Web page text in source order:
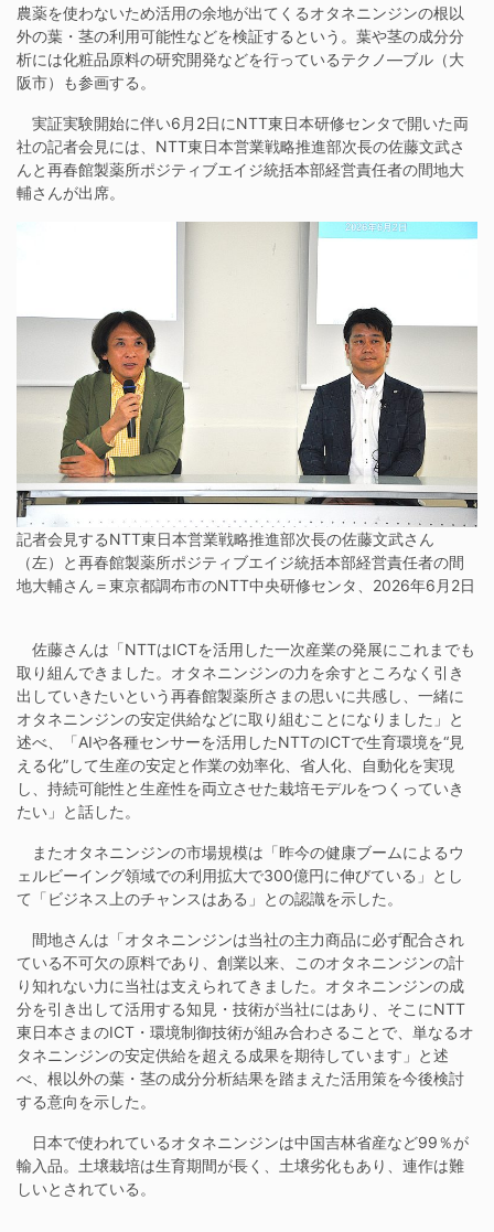
農薬を使わないため活用の余地が出てくるオタネニンジンの根以
外の葉・茎の利用可能性などを検証するという。葉や茎の成分分
析には化粧品原料の研究開発などを行っているテクノ―ブル（大
阪市）も参画する。
実証実験開始に伴い6月2日にNTT東日本研修センタで開いた両
社の記者会見には、NTT東日本営業戦略推進部次長の佐藤文武さ
んと再春館製薬所ポジティブエイジ統括本部経営責任者の間地大
輔さんが出席。
記者会見するNTT東日本営業戦略推進部次長の佐藤文武さん
（左）と再春館製薬所ポジティブエイジ統括本部経営責任者の間
地大輔さん＝東京都調布市のNTT中央研修センタ、2026年6月2日
佐藤さんは「NTTはICTを活用した一次産業の発展にこれまでも
取り組んできました。オタネニンジンの力を余すところなく引き
出していきたいという再春館製薬所さまの思いに共感し、一緒に
オタネニンジンの安定供給などに取り組むことになりました」と
述べ、「AIや各種センサーを活用したNTTのICTで生育環境を“見
える化”して生産の安定と作業の効率化、省人化、自動化を実現
し、持続可能性と生産性を両立させた栽培モデルをつくっていき
たい」と話した。
またオタネニンジンの市場規模は「昨今の健康ブームによるウ
ェルビーイング領域での利用拡大で300億円に伸びている」とし
て「ビジネス上のチャンスはある」との認識を示した。
間地さんは「オタネニンジンは当社の主力商品に必ず配合され
ている不可欠の原料であり、創業以来、このオタネニンジンの計
り知れない力に当社は支えられてきました。オタネニンジンの成
分を引き出して活用する知見・技術が当社にはあり、そこにNTT
東日本さまのICT・環境制御技術が組み合わさることで、単なるオ
タネニンジンの安定供給を超える成果を期待しています」と述
べ、根以外の葉・茎の成分分析結果を踏まえた活用策を今後検討
する意向を示した。
日本で使われているオタネニンジンは中国吉林省産など99％が
輸入品。土壌栽培は生育期間が長く、土壌劣化もあり、連作は難
しいとされている。